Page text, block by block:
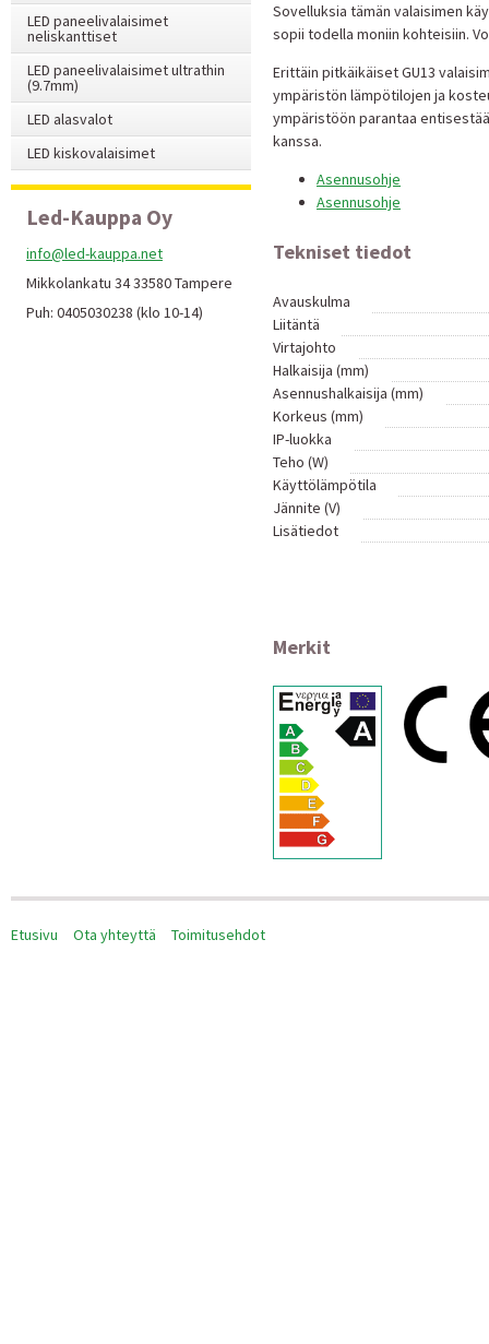
Sovelluksia tämän valaisimen
sopii todella moniin kohteisiin.
Erittäin pitkäikäiset GU13
ympäristön lämpötilojen ja
ympäristöön parantaa
kanssa.
Asennusohje
Asennusohje
Tekniset tiedot
Avauskulma
Liitäntä
Virtajohto
Halkaisija (mm)
Asennushalkaisija (mm)
Korkeus (mm)
IP-luokka
Teho (W)
Käyttölämpötila
Jännite (V)
Lisätiedot
Merkit
LED paneelivalaisimet
neliskanttiset
LED paneelivalaisimet ultrathin
(9.7mm)
LED alasvalot
LED kiskovalaisimet
Led-Kauppa Oy
info@led-kauppa.net
Mikkolankatu 34 33580 Tampere
Puh: 0405030238 (klo 10-14)
Etusivu Ota yhteyttä Toimitusehdot